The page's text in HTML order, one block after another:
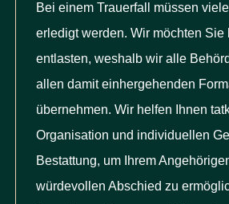
Bestattungsvorsorge
Über uns
Friedhöfe
Wissenswertes
Bei einem Trauerfall müssen
erledigt werden. Wir möchten Sie
entlasten, weshalb wir alle
allen damit einhergehenden
übernehmen. Wir helfen Ihnen
Organisation und individuellen
Bestattung, um Ihrem
würdevollen Abschied zu